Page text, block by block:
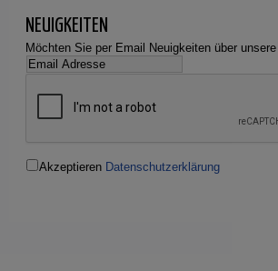
NEUIGKEITEN
Möchten Sie per Email Neuigkeiten über
Akzeptieren Datenschutzerklärung